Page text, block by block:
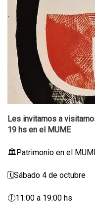
Les invitamos a
19 hs en el MUME
🏛️Patrimonio en el
🗓️Sábado 4 de octubre
🕕11:00 a 19:00 hs